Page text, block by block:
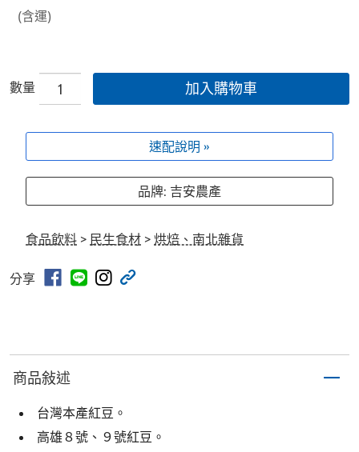
(含運)
數量 加入購物車
速配說明 »
品牌: 吉安農產
食品飲料 > 民生食材 > 烘焙、南北雜貨
分享
商品敍述
台灣本產紅豆。
高雄８號、９號紅豆。